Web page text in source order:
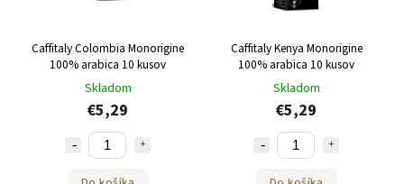
Caffitaly Colombia Monorigine
100% arabica 10 kusov
Skladom
€5,29
Caffitaly Kenya Monorigine
100% arabica 10 kusov
Skladom
€5,29